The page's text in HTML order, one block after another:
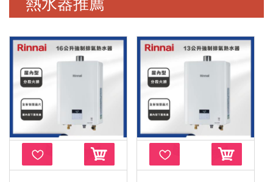
熱水器推薦